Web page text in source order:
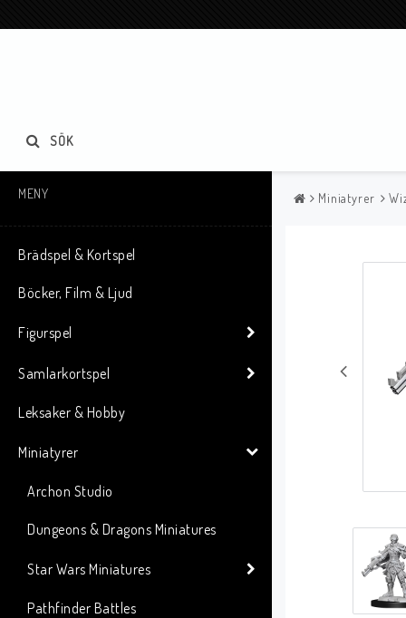
SÖK
MENY
Brädspel & Kortspel
Böcker, Film & Ljud
Figurspel
Samlarkortspel
Leksaker & Hobby
Miniatyrer
Archon Studio
Dungeons & Dragons Miniatures
Star Wars Miniatures
Pathfinder Battles
Miniatyrer